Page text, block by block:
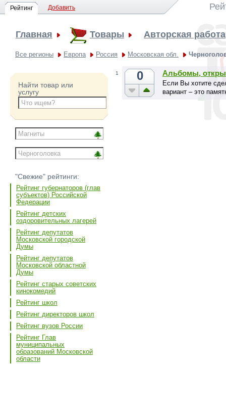
Рейтинг Добавить
Главная Товары Авторская работа
Все регионы Европа Россия Московская обл.
Найти товар или
услугу
"Свежие" рейтинги:
Рейтинг губернаторов (глав
субъектов) Российской
Федерации
Рейтинг детских
оздоровительных лагерей
Рейтинг депутатов
Московской городской
Думы
Рейтинг депутатов
Московской областной
Думы
Рейтинг старых советских
кинокомедий
Рейтинг школ
Рейтинг директоров школ
Рейтинг вузов России
Рейтинг Глав
муниципальных
образований Московской
области
1 0 Альбомы,
Если Вы хотите
вариант – это